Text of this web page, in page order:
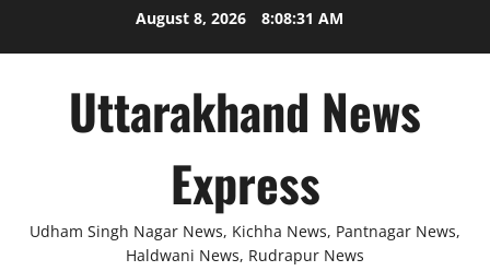
August 8, 2026 8:08:31 AM
Uttarakhand News
Express
Udham Singh Nagar News, Kichha News, Pantnagar News,
Haldwani News, Rudrapur News